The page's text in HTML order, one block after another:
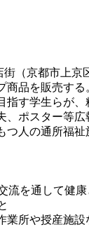
街（京都市上
品を販売する
す学生らが
ポスター等
人の通所福
流を通して健
所や授産施設